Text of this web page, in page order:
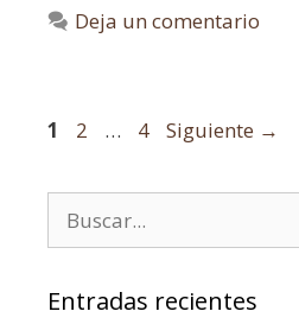
Deja un comentario
1 2 … 4 Siguiente →
Entradas recientes